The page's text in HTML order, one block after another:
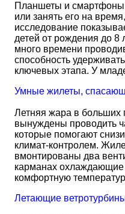
Планшеты и смартфоны
или занять его на
исследование
детей от рождения до 8
много времени
способность
ключевых этапа. У
Умные жилеты,
Летняя жара в больших
вынуждены проводить
которые помогают
климат-контролем.
вмонтированы два
карманах охлаждающие
комфортную
Летающие